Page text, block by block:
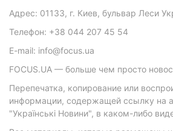
Адрес: 01133, г. Киев, бульвар Леси
Телефон: +38 044 207 45 54
E-mail: info@focus.ua
FOCUS.UA — больше чем просто
Перепечатка, копирование или
информации, содержащей ссылку на
"Українські Новини", в каком-либо